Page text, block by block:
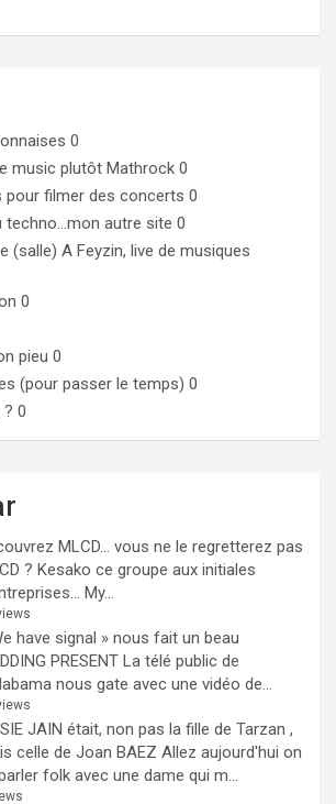
0
music plutôt Mathrock 0
pour filmer des concerts 0
techno…mon autre site 0
(salle) A Feyzin, live de musiques
0
pieu 0
(pour passer le temps) 0
? 0
MLCD… vous ne le regretterez pas
? Kesako ce groupe aux initiales
My...
have signal » nous fait un beau
PRESENT La télé public de
nous gate avec une vidéo de...
JAIN était, non pas la fille de Tarzan ,
celle de Joan BAEZ Allez aujourd'hui on
folk avec une dame qui m...